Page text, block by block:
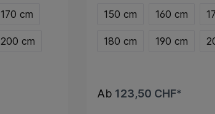
170 cm
200 cm
150 cm 160 cm
180 cm 190 cm
Ab 123,50 CHF*